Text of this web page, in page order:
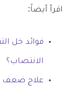
اقرأ أيضاً:
فوائد خل
الانتصاب؟
علاج ضعف